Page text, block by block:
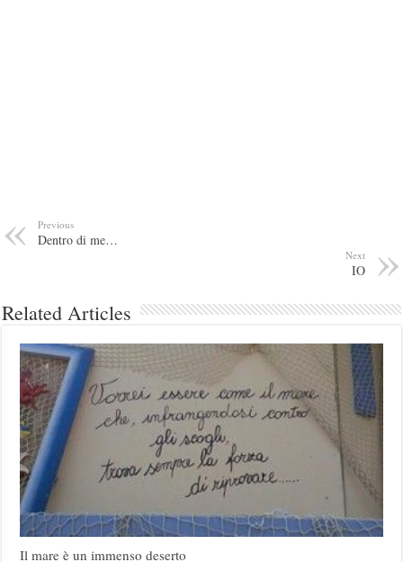
Previous
Dentro di me…
Next
IO
Related Articles
Il mare è un immenso deserto